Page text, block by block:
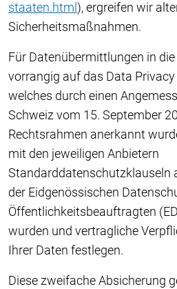
staaten.html ), ergreifen wir
Sicherheitsmaßnahmen.
Für Datenübermittlungen in
vorrangig auf das Data
welches durch einen
Schweiz vom 15. September
Rechtsrahmen anerkannt
mit den jeweiligen Anbietern
Standarddatenschutzklauseln
der Eidgenössischen
Öffentlichkeitsbeauftragten
wurden und vertragliche
Ihrer Daten festlegen.
Diese zweifache Absicherung